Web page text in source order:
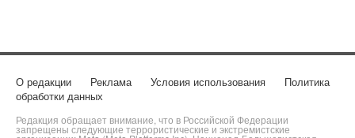
О редакции Реклама Условия использования
Политика
обработки данных
Редакция обращает внимание, что в Российской Федерации
запрещены следующие террористические и экстремистские